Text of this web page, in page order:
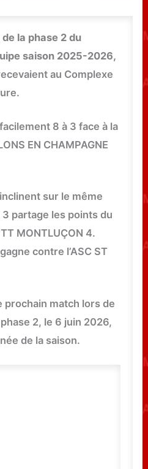
la phase 2 du
saison 2025-2026,
au Complexe
8 à 3 face à la
EN CHAMPAGNE
sur le même
3 partage les points du
MONTLUÇON 4.
contre l’ASC ST
prochain match lors de
2, le 6 juin 2026,
de la saison.